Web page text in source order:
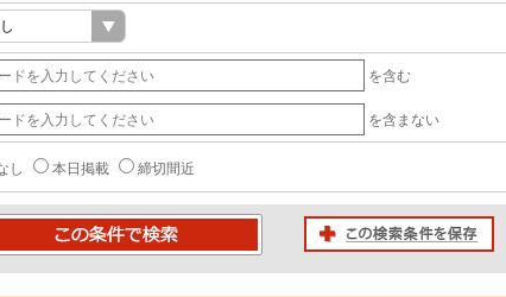
を含む
を含まない
し 本日掲載 締切間近